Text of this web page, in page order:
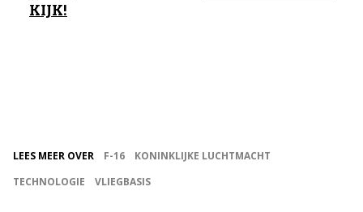
KIJK!
LEES MEER OVER F-16
KONINKLIJKE LUCHTMACHT
TECHNOLOGIE
VLIEGBASIS